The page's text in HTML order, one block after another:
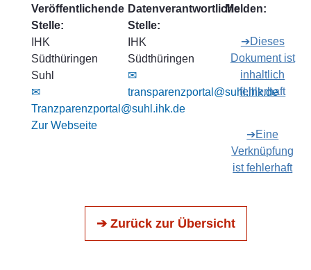
Veröffentlichende
Stelle:
IHK
Südthüringen
Suhl
✉
Tranzparenzportal@suhl.ihk.de
Zur Webseite
Datenverantwortliche
Stelle:
IHK
Südthüringen
✉
transparenzportal@suhl.ihk.de
Melden:
➔Dieses
Dokument ist
inhaltlich
fehlerhaft
➔Eine
Verknüpfung
ist fehlerhaft
➔ Zurück zur Übersicht